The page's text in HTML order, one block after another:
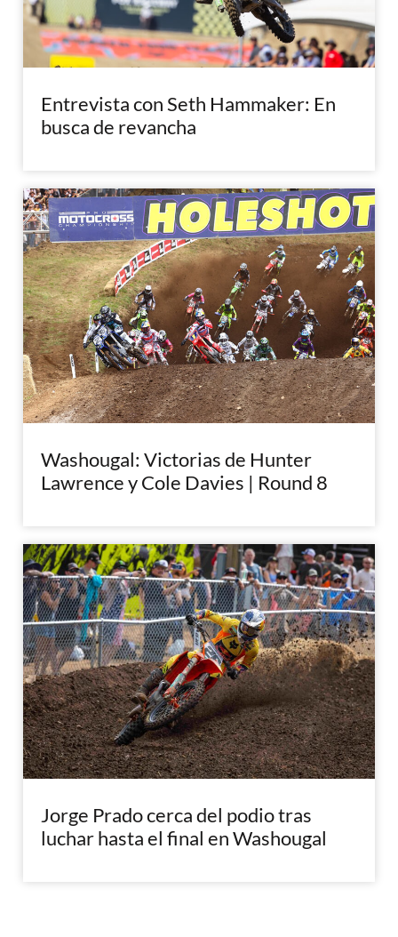
Entrevista con Seth Hammaker: En
busca de revancha
Washougal: Victorias de Hunter
Lawrence y Cole Davies | Round 8
Jorge Prado cerca del podio tras
luchar hasta el final en Washougal